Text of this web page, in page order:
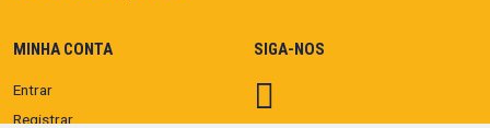
MINHA CONTA
Entrar
Registrar
SIGA-NOS